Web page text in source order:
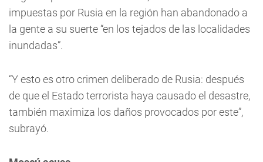
impuestas por Rusia en la región han abandonado a
la gente a su suerte “en los tejados de las localidades
inundadas”.
“Y esto es otro crimen deliberado de Rusia: después
de que el Estado terrorista haya causado el desastre,
también maximiza los daños provocados por este”,
subrayó.